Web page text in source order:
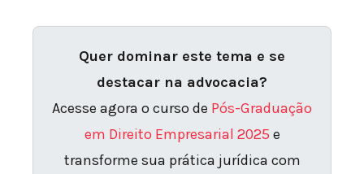
Quer dominar este tema e se
destacar na advocacia?
Acesse agora o curso de Pós-Graduação
em Direito Empresarial 2025 e
transforme sua prática jurídica com